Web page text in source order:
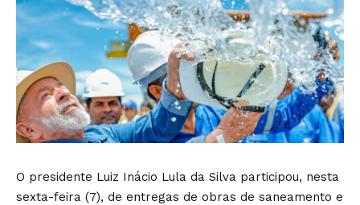
O presidente Luiz Inácio Lula da Silva participou, nesta
sexta-feira (7), de entregas de obras de saneamento e